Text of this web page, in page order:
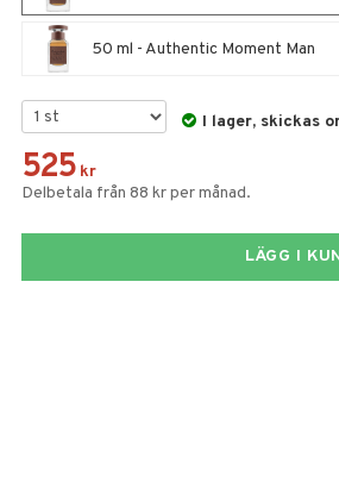
50 ml - Authentic Moment Man
I lager, skickas
525 kr
Delbetala från 88 kr per månad.
LÄGG I